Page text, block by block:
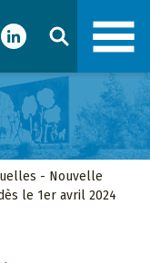
LinkedIn
- Nouvelle
le 1er avril 2024